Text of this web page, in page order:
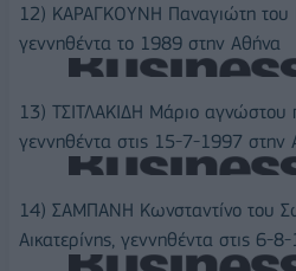
12) ΚΑΡΑΓΚΟΥΝΗ Παναγιώτη του
γεννηθέντα το 1989 στην Αθήνα
13) ΤΣΙΤΛΑΚΙΔΗ Μάριο αγνώστου
γεννηθέντα στις 15-7-1997 στην
14) ΣΑΜΠΑΝΗ Κωνσταντίνο του
Αικατερίνης, γεννηθέντα στις 6-